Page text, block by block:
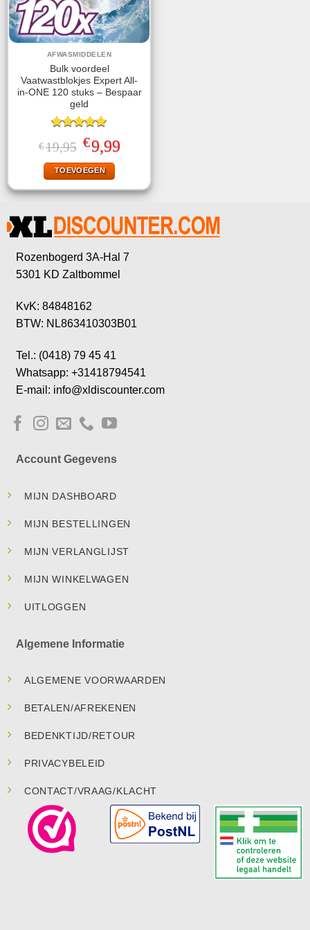
AFWASMIDDELEN
Bulk voordeel
Vaatwastblokjes Expert All-
in-ONE 120 stuks – Bespaar
geld
Gewaardeerd
5.00uit 5
€19,95 Oorspronkelijke
prijs
was:
€19,95.
€9,99Huidige
prijs
TOEVOEGEN
Rozenbogerd 3A-Hal 7
5301 KD Zaltbommel
KvK: 84848162
BTW: NL863410303B01
Tel.: (0418) 79 45 41
Whatsapp: +31418794541
E-mail: info@xldiscounter.com
Account Gegevens
MIJN DASHBOARD
MIJN BESTELLINGEN
MIJN VERLANGLIJST
MIJN WINKELWAGEN
UITLOGGEN
Algemene Informatie
ALGEMENE VOORWAARDEN
BETALEN/AFREKENEN
BEDENKTIJD/RETOUR
PRIVACYBELEID
CONTACT/VRAAG/KLACHT